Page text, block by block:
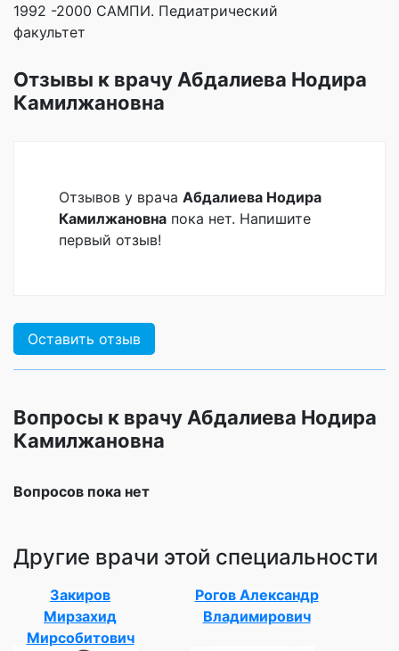
1992 -2000 САМПИ. Педиатрический
факультет
Отзывы к врачу Абдалиева Нодира
Камилжановна
Отзывов у врача Абдалиева Нодира
Камилжановна пока нет. Напишите
первый отзыв!
Оставить отзыв
Вопросы к врачу Абдалиева Нодира
Камилжановна
Вопросов пока нет
Другие врачи этой специальности
Закиров
Мирзахид
Мирсобитович
Рогов Александр
Владимирович